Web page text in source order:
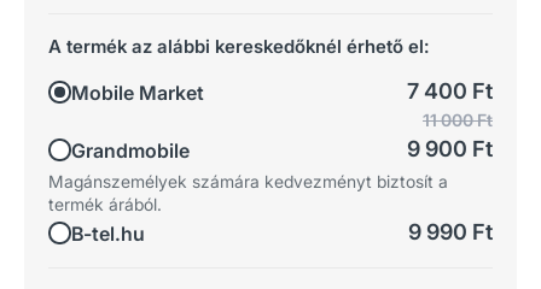
A termék az alábbi kereskedőknél érhető el:
Mobile Market 7 400 Ft
Grandmobile
11 000 Ft
9 900 Ft
Magánszemélyek számára kedvezményt biztosít a
termék árából.
B-tel.hu 9 990 Ft